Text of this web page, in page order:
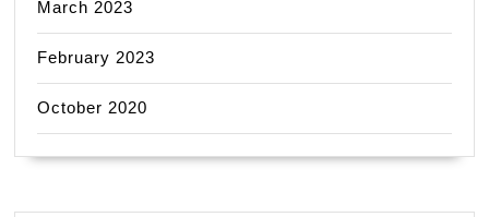
March 2023
February 2023
October 2020